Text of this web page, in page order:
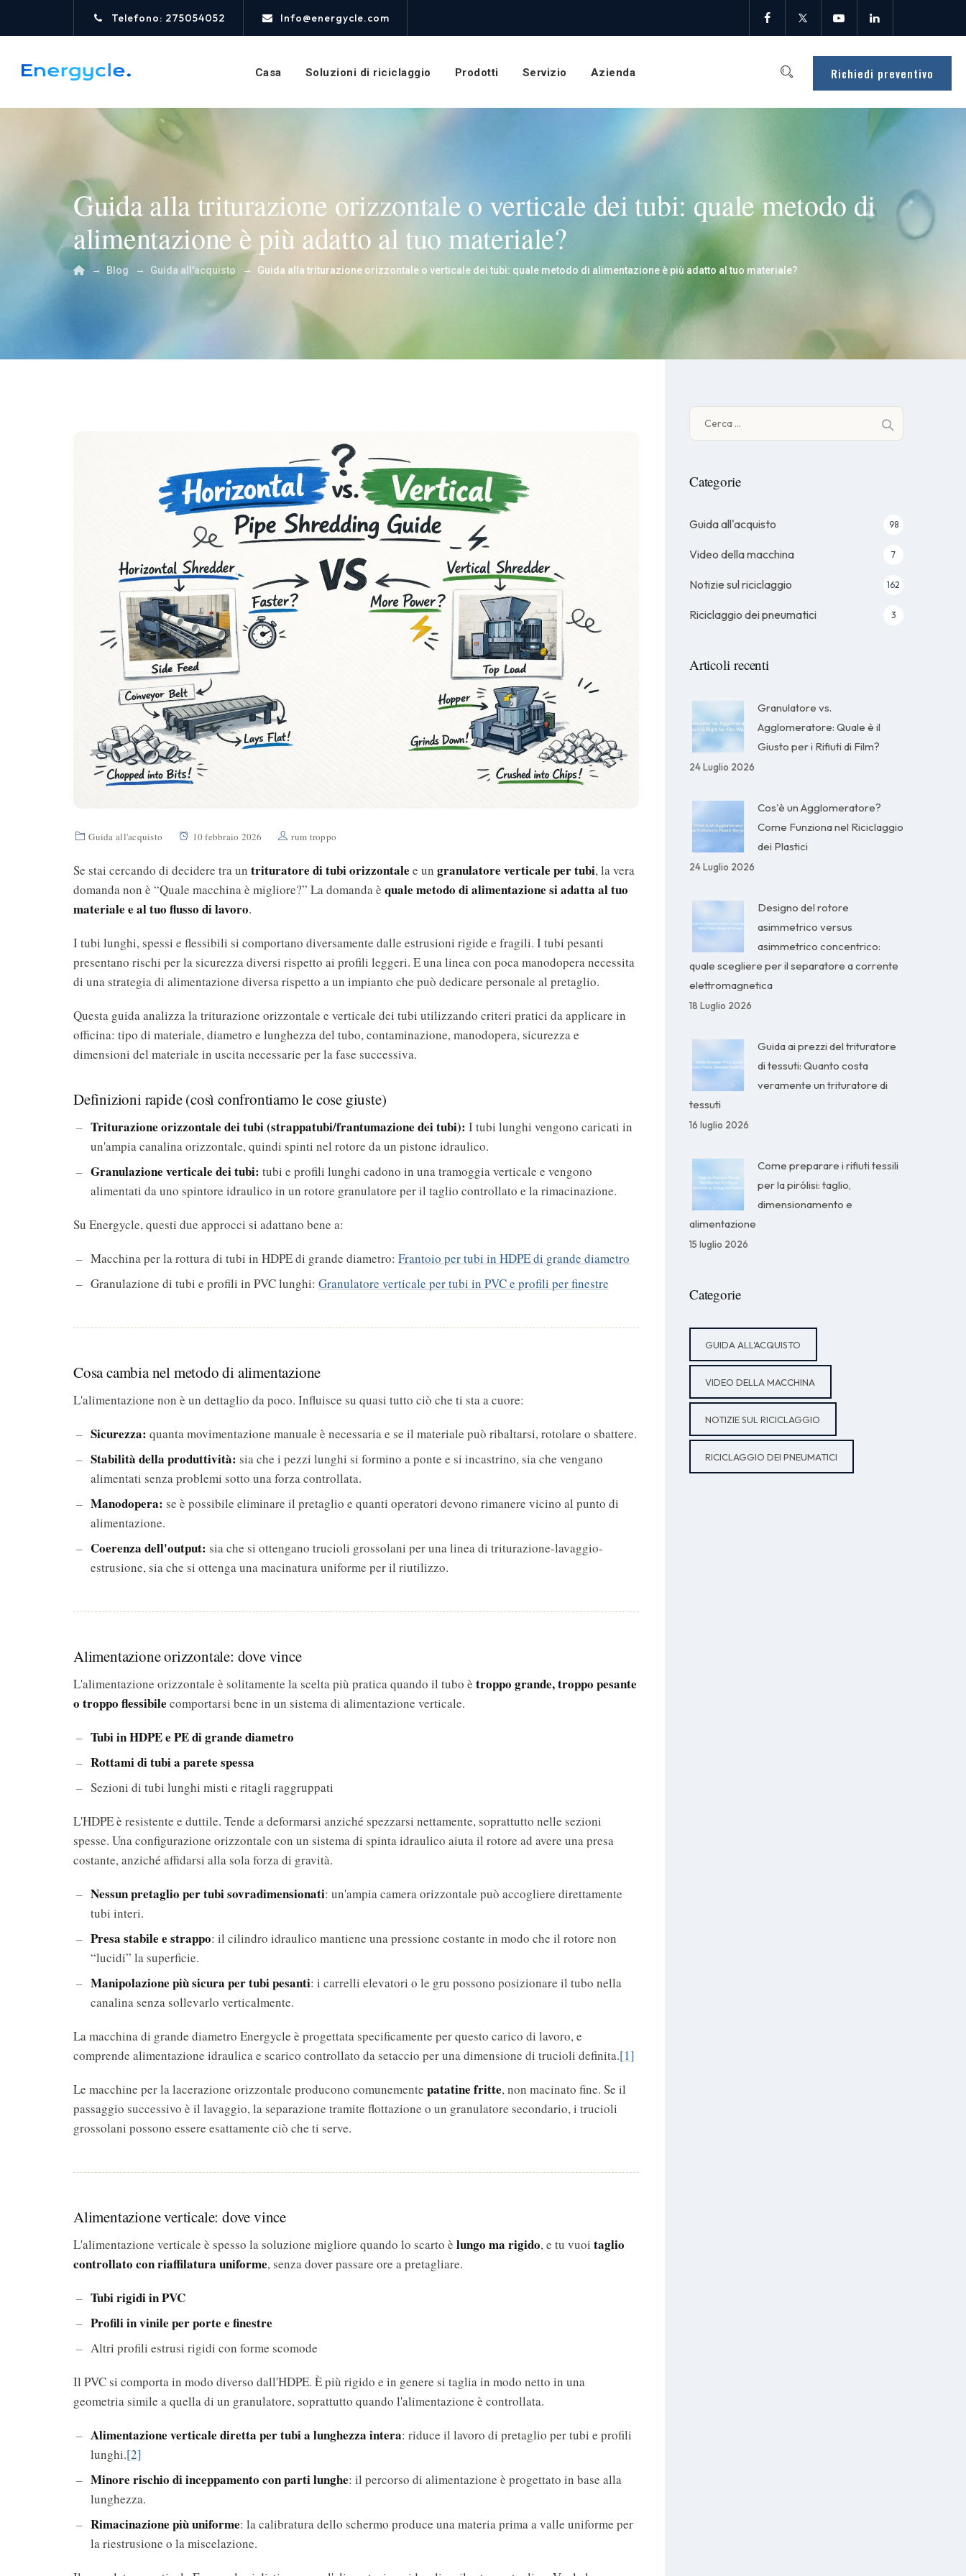
Telefono: 275054052 Info@energycle.com
Richiedi preventivo
Casa Soluzioni di riciclaggio Prodotti Servizio Azienda
Guida alla triturazione orizzontale o verticale dei tubi: quale metodo di
alimentazione è più adatto al tuo materiale?
→ Blog → Guida all'acquisto → Guida alla triturazione orizzontale o verticale dei tubi: quale metodo di alimentazione è più adatto al tuo materiale?
Guida all'acquisto 10 febbraio 2026 rum troppo
Se stai cercando di decidere tra un trituratore di tubi orizzontale e un granulatore verticale per tubi, la vera
domanda non è “Quale macchina è migliore?” La domanda è quale metodo di alimentazione si adatta al tuo
materiale e al tuo flusso di lavoro.
I tubi lunghi, spessi e flessibili si comportano diversamente dalle estrusioni rigide e fragili. I tubi pesanti
presentano rischi per la sicurezza diversi rispetto ai profili leggeri. E una linea con poca manodopera necessita
di una strategia di alimentazione diversa rispetto a un impianto che può dedicare personale al pretaglio.
Questa guida analizza la triturazione orizzontale e verticale dei tubi utilizzando criteri pratici da applicare in
officina: tipo di materiale, diametro e lunghezza del tubo, contaminazione, manodopera, sicurezza e
dimensioni del materiale in uscita necessarie per la fase successiva.
Definizioni rapide (così confrontiamo le cose giuste)
Triturazione orizzontale dei tubi (strappatubi/frantumazione dei tubi): I tubi lunghi vengono caricati in
un'ampia canalina orizzontale, quindi spinti nel rotore da un pistone idraulico.
Granulazione verticale dei tubi: tubi e profili lunghi cadono in una tramoggia verticale e vengono
alimentati da uno spintore idraulico in un rotore granulatore per il taglio controllato e la rimacinazione.
Su Energycle, questi due approcci si adattano bene a:
Macchina per la rottura di tubi in HDPE di grande diametro: Frantoio per tubi in HDPE di grande diametro
Granulazione di tubi e profili in PVC lunghi: Granulatore verticale per tubi in PVC e profili per finestre
Cosa cambia nel metodo di alimentazione
L'alimentazione non è un dettaglio da poco. Influisce su quasi tutto ciò che ti sta a cuore:
Sicurezza: quanta movimentazione manuale è necessaria e se il materiale può ribaltarsi, rotolare o sbattere.
Stabilità della produttività: sia che i pezzi lunghi si formino a ponte e si incastrino, sia che vengano
alimentati senza problemi sotto una forza controllata.
Manodopera: se è possibile eliminare il pretaglio e quanti operatori devono rimanere vicino al punto di
alimentazione.
Coerenza dell'output: sia che si ottengano trucioli grossolani per una linea di triturazione-lavaggio-
estrusione, sia che si ottenga una macinatura uniforme per il riutilizzo.
Alimentazione orizzontale: dove vince
L'alimentazione orizzontale è solitamente la scelta più pratica quando il tubo è troppo grande, troppo pesante
o troppo flessibile comportarsi bene in un sistema di alimentazione verticale.
Tubi in HDPE e PE di grande diametro
Rottami di tubi a parete spessa
Sezioni di tubi lunghi misti e ritagli raggruppati
L'HDPE è resistente e duttile. Tende a deformarsi anziché spezzarsi nettamente, soprattutto nelle sezioni
spesse. Una configurazione orizzontale con un sistema di spinta idraulico aiuta il rotore ad avere una presa
costante, anziché affidarsi alla sola forza di gravità.
Nessun pretaglio per tubi sovradimensionati: un'ampia camera orizzontale può accogliere direttamente
tubi interi.
Presa stabile e strappo: il cilindro idraulico mantiene una pressione costante in modo che il rotore non
“lucidi” la superficie.
Manipolazione più sicura per tubi pesanti: i carrelli elevatori o le gru possono posizionare il tubo nella
canalina senza sollevarlo verticalmente.
La macchina di grande diametro Energycle è progettata specificamente per questo carico di lavoro, e
comprende alimentazione idraulica e scarico controllato da setaccio per una dimensione di trucioli definita.[1]
Le macchine per la lacerazione orizzontale producono comunemente patatine fritte, non macinato fine. Se il
passaggio successivo è il lavaggio, la separazione tramite flottazione o un granulatore secondario, i trucioli
grossolani possono essere esattamente ciò che ti serve.
Alimentazione verticale: dove vince
L'alimentazione verticale è spesso la soluzione migliore quando lo scarto è lungo ma rigido, e tu vuoi taglio
controllato con riaffilatura uniforme, senza dover passare ore a pretagliare.
Tubi rigidi in PVC
Profili in vinile per porte e finestre
Altri profili estrusi rigidi con forme scomode
Il PVC si comporta in modo diverso dall'HDPE. È più rigido e in genere si taglia in modo netto in una
geometria simile a quella di un granulatore, soprattutto quando l'alimentazione è controllata.
Alimentazione verticale diretta per tubi a lunghezza intera: riduce il lavoro di pretaglio per tubi e profili
lunghi.[2]
Minore rischio di inceppamento con parti lunghe: il percorso di alimentazione è progettato in base alla
lunghezza.
Rimacinazione più uniforme: la calibratura dello schermo produce una materia prima a valle uniforme per
la riestrusione o la miscelazione.
per:
Categorie
Guida all'acquisto 98
Video della macchina 7
Notizie sul riciclaggio 162
Riciclaggio dei pneumatici 3
Articoli recenti
Granulatore vs.
Agglomeratore: Quale è il
Giusto per i Rifiuti di Film?
24 Luglio 2026
Cos'è un Agglomeratore?
Come Funziona nel Riciclaggio
dei Plastici
24 Luglio 2026
Designo del rotore
asimmetrico versus
asimmetrico concentrico:
quale scegliere per il separatore a corrente
elettromagnetica
18 Luglio 2026
Guida ai prezzi del trituratore
di tessuti: Quanto costa
veramente un trituratore di
tessuti
16 luglio 2026
Come preparare i rifiuti tessili
per la pirólisi: taglio,
dimensionamento e
alimentazione
15 luglio 2026
Categorie
GUIDA ALL'ACQUISTO
VIDEO DELLA MACCHINA
NOTIZIE SUL RICICLAGGIO
RICICLAGGIO DEI PNEUMATICI